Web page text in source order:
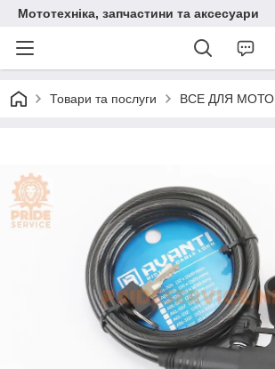
Мототехніка, запчастини та аксесуари
Товари та послуги ВСЕ ДЛЯ МОТО